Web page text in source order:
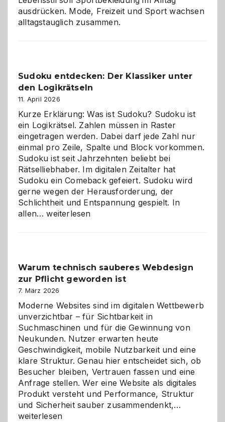
ausdrücken. Mode, Freizeit und Sport wachsen
alltagstauglich zusammen.
Sudoku entdecken: Der Klassiker unter
den Logikrätseln
11. April 2026
Kurze Erklärung: Was ist Sudoku? Sudoku ist
ein Logikrätsel. Zahlen müssen in Raster
eingetragen werden. Dabei darf jede Zahl nur
einmal pro Zeile, Spalte und Block vorkommen.
Sudoku ist seit Jahrzehnten beliebt bei
Rätselliebhaber. Im digitalen Zeitalter hat
Sudoku ein Comeback gefeiert. Sudoku wird
gerne wegen der Herausforderung, der
Schlichtheit und Entspannung gespielt. In
allen…Sudoku
den
Logikrätseln
weiterlesen
Warum technisch sauberes Webdesign
zur Pflicht geworden ist
7. März 2026
Moderne Websites sind im digitalen Wettbewerb
unverzichtbar – für Sichtbarkeit in
Suchmaschinen und für die Gewinnung von
Neukunden. Nutzer erwarten heute
Geschwindigkeit, mobile Nutzbarkeit und eine
klare Struktur. Genau hier entscheidet sich, ob
Besucher bleiben, Vertrauen fassen und eine
Anfrage stellen. Wer eine Website als digitales
Produkt versteht und Performance, Struktur
und Sicherheit sauber zusammendenkt,…
weiterlesen